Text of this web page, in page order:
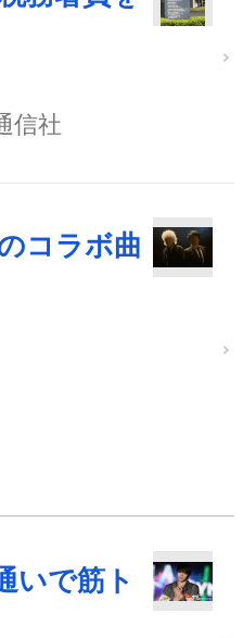
信社
コラボ曲
いで筋ト